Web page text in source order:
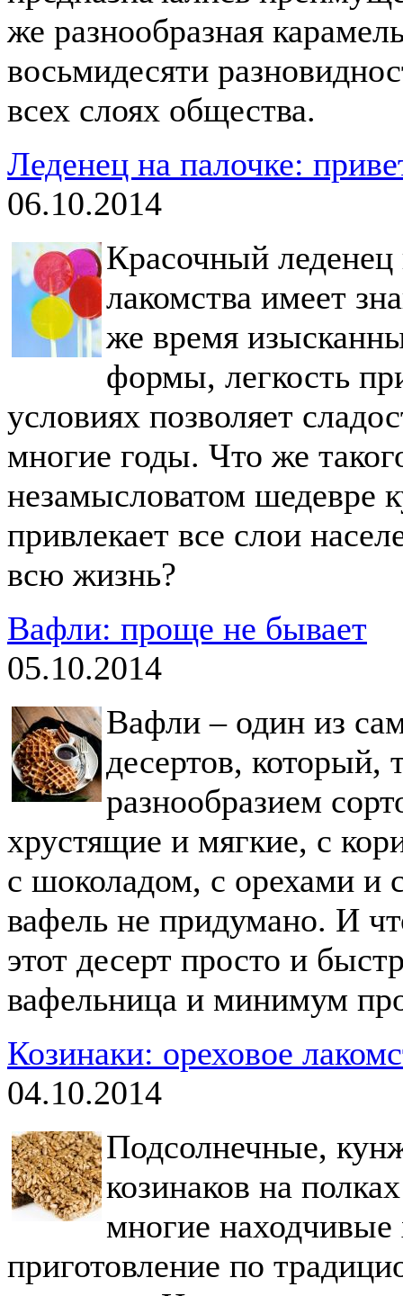
же разнообразная
восьмидесяти
всех слоях общества.
Леденец на палочке:
06.10.2014
Красочный леденец
лакомства имеет
же время
формы, легкость
условиях позволяет
многие годы. Что же
незамысловатом шедевре
привлекает все слои
всю жизнь?
Вафли: проще не бывает
05.10.2014
Вафли – один из
десертов, который,
разнообразием
хрустящие и мягкие, с
с шоколадом, с орехами и
вафель не придумано. И
этот десерт просто и
вафельница и минимум
Козинаки: ореховое
04.10.2014
Подсолнечные,
козинаков на
многие
приготовление по